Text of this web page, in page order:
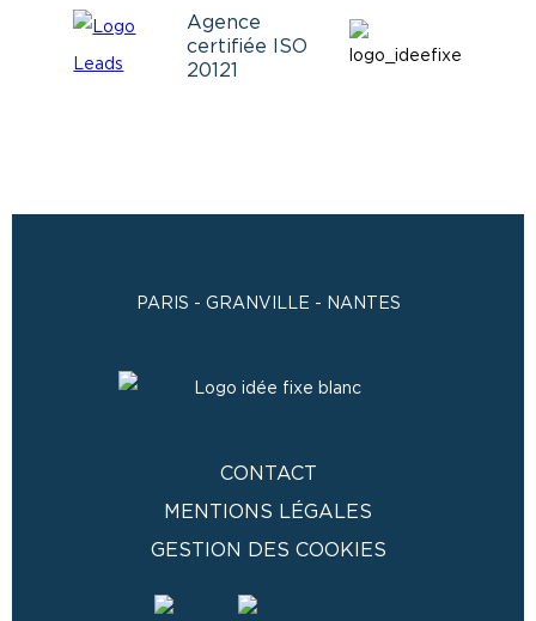
Agence
certifiée ISO
20121
PARIS - GRANVILLE - NANTES
CONTACT
MENTIONS LÉGALES
GESTION DES COOKIES